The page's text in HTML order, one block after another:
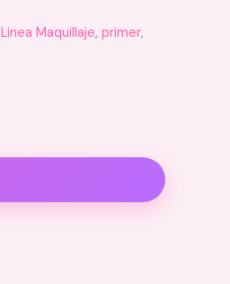
Linea Maquillaje, primer,